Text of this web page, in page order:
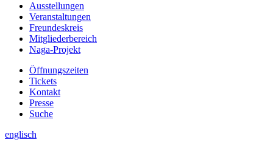
Ausstellungen
Veranstaltungen
Freundeskreis
Mitgliederbereich
Naga-Projekt
Öffnungszeiten
Tickets
Kontakt
Presse
Suche
englisch